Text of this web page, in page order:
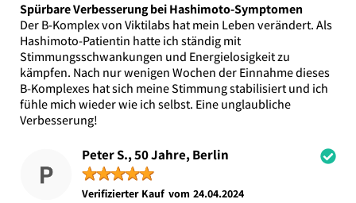
Spürbare Verbesserung bei Hashimoto-Symptomen
Der B-Komplex von Viktilabs hat mein Leben verändert. Als
Hashimoto-Patientin hatte ich ständig mit
Stimmungsschwankungen und Energielosigkeit zu
kämpfen. Nach nur wenigen Wochen der Einnahme dieses
B-Komplexes hat sich meine Stimmung stabilisiert und ich
fühle mich wieder wie ich selbst. Eine unglaubliche
Verbesserung!
Peter S., 50 Jahre, Berlin
★★★★★
Verifizierter Kauf vom 24.04.2024